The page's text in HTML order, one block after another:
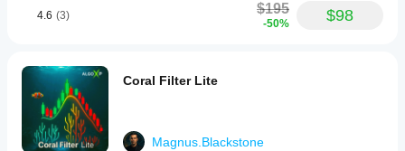
4.6 (3) $195
-50% $98
Coral Filter Lite
Magnus.Blackstone